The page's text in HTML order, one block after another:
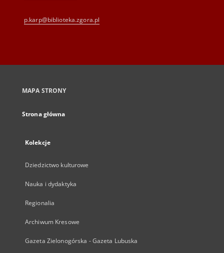
p.karp@biblioteka.zgora.pl
MAPA STRONY
Strona główna
Kolekcje
Dziedzictwo kulturowe
Nauka i dydaktyka
Regionalia
Archiwum Kresowe
Gazeta Zielonogórska - Gazeta Lubuska